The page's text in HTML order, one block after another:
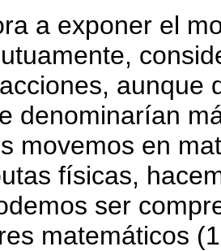
a exponer el
aunque
denominarían
movemos en
físicas,
ser
matemáticos